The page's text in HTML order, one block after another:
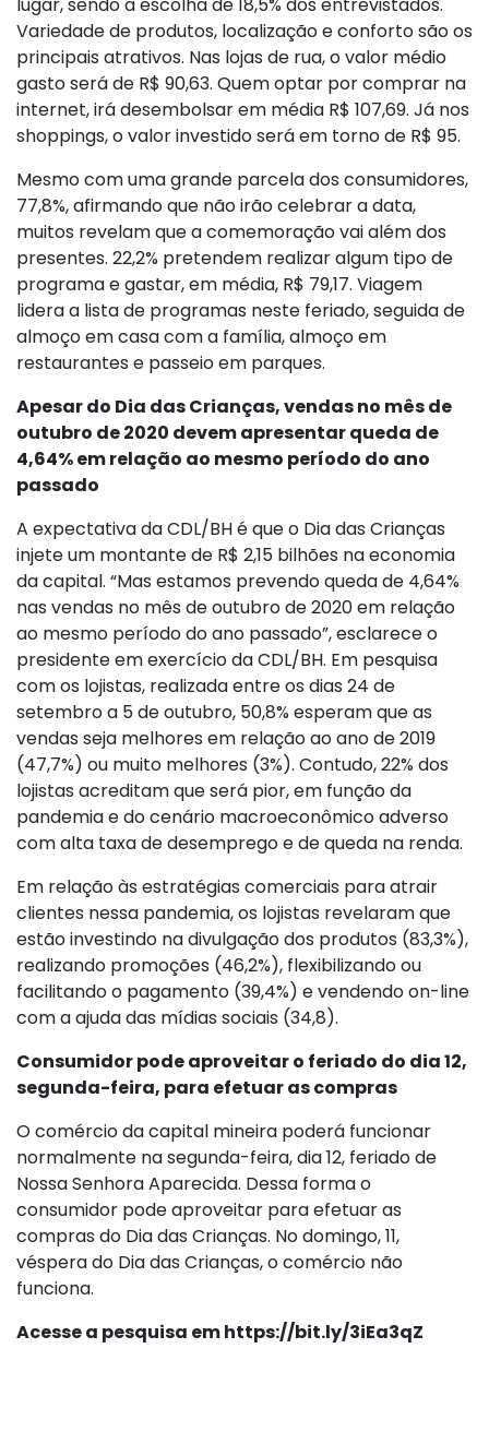
lugar, sendo a escolha de 18,5% dos entrevistados.
Variedade de produtos, localização e conforto são os
principais atrativos. Nas lojas de rua, o valor médio
gasto será de R$ 90,63. Quem optar por comprar na
internet, irá desembolsar em média R$ 107,69. Já nos
shoppings, o valor investido será em torno de R$ 95.
Mesmo com uma grande parcela dos consumidores,
77,8%, afirmando que não irão celebrar a data,
muitos revelam que a comemoração vai além dos
presentes. 22,2% pretendem realizar algum tipo de
programa e gastar, em média, R$ 79,17. Viagem
lidera a lista de programas neste feriado, seguida de
almoço em casa com a família, almoço em
restaurantes e passeio em parques.
Apesar do Dia das Crianças, vendas no mês de
outubro de 2020 devem apresentar queda de
4,64% em relação ao mesmo período do ano
passado
A expectativa da CDL/BH é que o Dia das Crianças
injete um montante de R$ 2,15 bilhões na economia
da capital. “Mas estamos prevendo queda de 4,64%
nas vendas no mês de outubro de 2020 em relação
ao mesmo período do ano passado”, esclarece o
presidente em exercício da CDL/BH. Em pesquisa
com os lojistas, realizada entre os dias 24 de
setembro a 5 de outubro, 50,8% esperam que as
vendas seja melhores em relação ao ano de 2019
(47,7%) ou muito melhores (3%). Contudo, 22% dos
lojistas acreditam que será pior, em função da
pandemia e do cenário macroeconômico adverso
com alta taxa de desemprego e de queda na renda.
Em relação às estratégias comerciais para atrair
clientes nessa pandemia, os lojistas revelaram que
estão investindo na divulgação dos produtos (83,3%),
realizando promoções (46,2%), flexibilizando ou
facilitando o pagamento (39,4%) e vendendo on-line
com a ajuda das mídias sociais (34,8).
Consumidor pode aproveitar o feriado do dia 12,
segunda-feira, para efetuar as compras
O comércio da capital mineira poderá funcionar
normalmente na segunda-feira, dia 12, feriado de
Nossa Senhora Aparecida. Dessa forma o
consumidor pode aproveitar para efetuar as
compras do Dia das Crianças. No domingo, 11,
véspera do Dia das Crianças, o comércio não
funciona.
Acesse a pesquisa emhttps://bit.ly/3iEa3qZ